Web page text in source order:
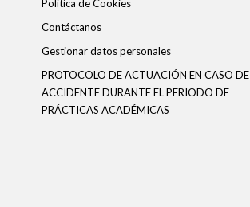
Política de Cookies
Contáctanos
Gestionar datos personales
PROTOCOLO DE ACTUACIÓN EN CASO DE
ACCIDENTE DURANTE EL PERIODO DE
PRÁCTICAS ACADÉMICAS